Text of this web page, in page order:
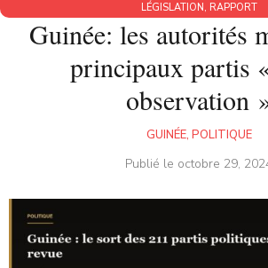
LÉGISLATION, RAPPORT
Guinée: les autorités
principaux partis
observation
GUINÉE, POLITIQUE
Publié le octobre 29,